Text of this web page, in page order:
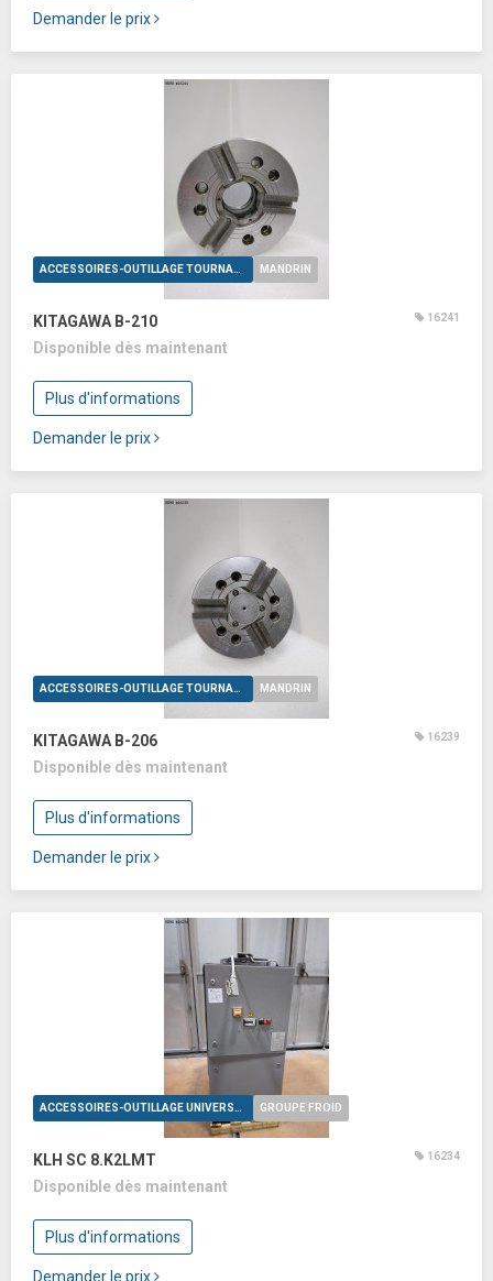
Demander le prix
ACCESSOIRES-OUTILLAGE TOURNAGE MANDRIN
KITAGAWA B-210 16241
Disponible dès maintenant
Plus d'informations
Demander le prix
ACCESSOIRES-OUTILLAGE TOURNAGE MANDRIN
KITAGAWA B-206 16239
Disponible dès maintenant
Plus d'informations
Demander le prix
ACCESSOIRES-OUTILLAGE UNIVERSELS GROUPE FROID
KLH SC 8.K2LMT 16234
Disponible dès maintenant
Plus d'informations
Demander le prix